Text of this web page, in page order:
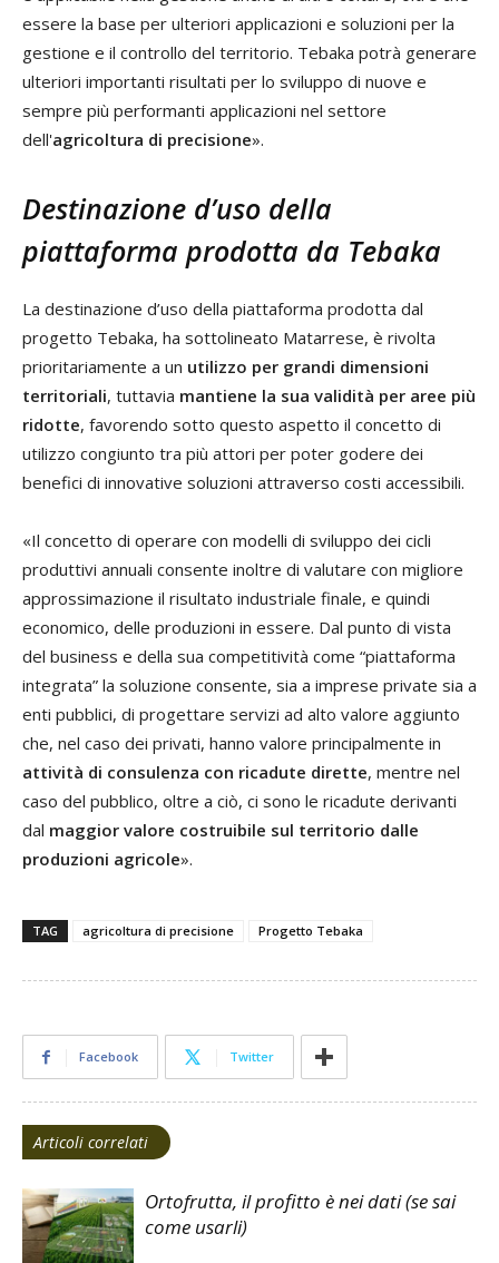
essere la base per ulteriori applicazioni e soluzioni per la
gestione e il controllo del territorio. Tebaka potrà generare
ulteriori importanti risultati per lo sviluppo di nuove e
sempre più performanti applicazioni nel settore
dell'agricoltura di precisione».
Destinazione d’uso della
piattaforma prodotta da Tebaka
La destinazione d’uso della piattaforma prodotta dal
progetto Tebaka, ha sottolineato Matarrese, è rivolta
prioritariamente a un utilizzo per grandi dimensioni
territoriali, tuttavia mantiene la sua validità per aree più
ridotte, favorendo sotto questo aspetto il concetto di
utilizzo congiunto tra più attori per poter godere dei
benefici di innovative soluzioni attraverso costi accessibili.
«Il concetto di operare con modelli di sviluppo dei cicli
produttivi annuali consente inoltre di valutare con migliore
approssimazione il risultato industriale finale, e quindi
economico, delle produzioni in essere. Dal punto di vista
del business e della sua competitività come “piattaforma
integrata” la soluzione consente, sia a imprese private sia a
enti pubblici, di progettare servizi ad alto valore aggiunto
che, nel caso dei privati, hanno valore principalmente in
attività di consulenza con ricadute dirette, mentre nel
caso del pubblico, oltre a ciò, ci sono le ricadute derivanti
dal maggior valore costruibile sul territorio dalle
produzioni agricole».
TAG agricoltura di precisione Progetto Tebaka
Facebook Twitter
Articoli correlati
Ortofrutta, il profitto è nei dati (se sai
come usarli)